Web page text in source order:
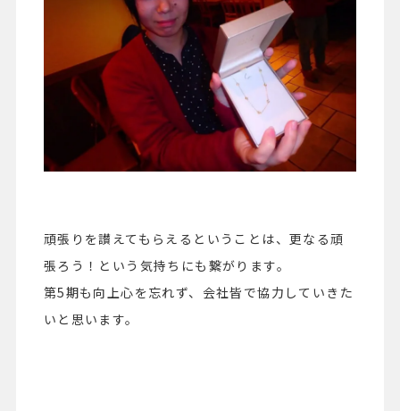
頑張りを讃えてもらえるということは、更なる頑
張ろう！という気持ちにも繋がります。
第5期も向上心を忘れず、会社皆で協力していきた
いと思います。